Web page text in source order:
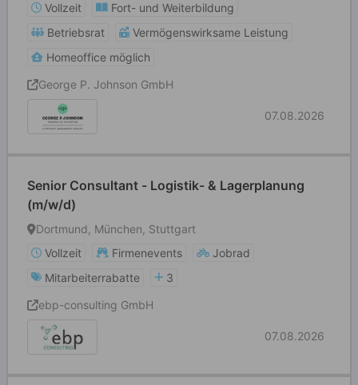
Vollzeit
Fort- und Weiterbildung
Betriebsrat
Vermögenswirksame Leistung
Homeoffice möglich
George P. Johnson GmbH
07.08.2026
Senior Consultant - Logistik- & Lagerplanung
(m/w/d)
Dortmund, München, Stuttgart
Vollzeit
Firmenevents
Jobrad
Mitarbeiterrabatte
3
ebp-consulting GmbH
07.08.2026